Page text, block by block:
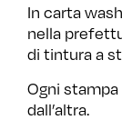
In carta
nella
di tintura a
Ogni
dall’altra.